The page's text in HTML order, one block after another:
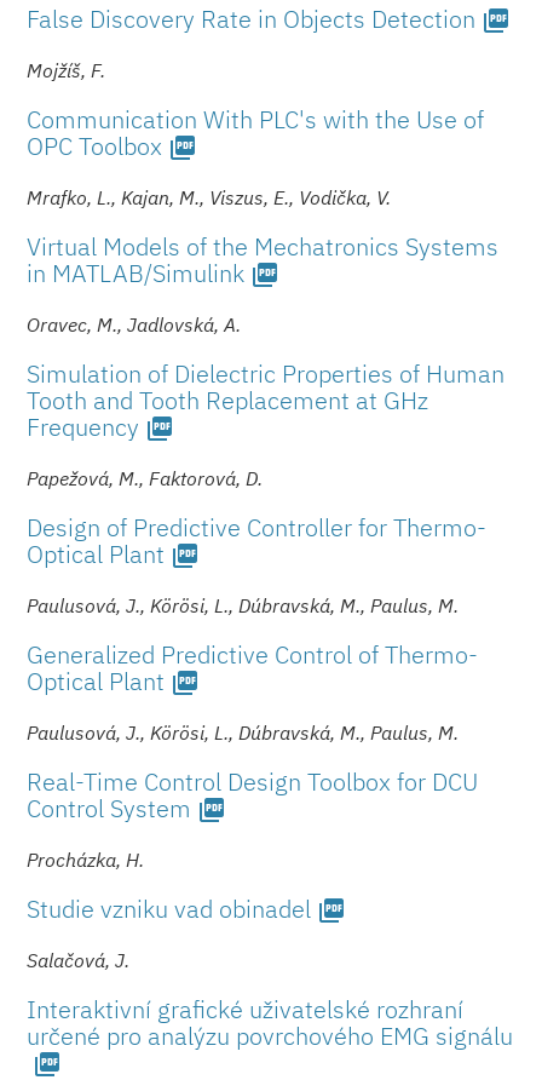
False Discovery Rate in Objects Detection picture_as_pdf
Mojžíš, F.
Communication With PLC's with the Use of
OPC Toolbox picture_as_pdf
Mrafko, L., Kajan, M., Viszus, E., Vodička, V.
Virtual Models of the Mechatronics Systems
in MATLAB/Simulink picture_as_pdf
Oravec, M., Jadlovská, A.
Simulation of Dielectric Properties of Human
Tooth and Tooth Replacement at GHz
Frequency picture_as_pdf
Papežová, M., Faktorová, D.
Design of Predictive Controller for Thermo-
Optical Plant picture_as_pdf
Paulusová, J., Körösi, L., Dúbravská, M., Paulus, M.
Generalized Predictive Control of Thermo-
Optical Plant picture_as_pdf
Paulusová, J., Körösi, L., Dúbravská, M., Paulus, M.
Real-Time Control Design Toolbox for DCU
Control System picture_as_pdf
Procházka, H.
Studie vzniku vad obinadel picture_as_pdf
Salačová, J.
Interaktivní grafické uživatelské rozhraní
určené pro analýzu povrchového EMG signálu
picture_as_pdf